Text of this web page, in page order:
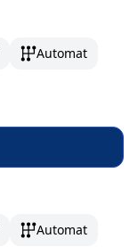
Automat
Automat